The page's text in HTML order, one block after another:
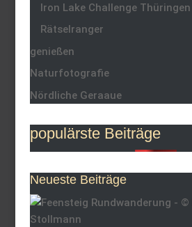
Iron Lake Challenge Thüringen
Rätselranger
genießen
Naturfotografie
Nördliche Geraaue
populärste Beiträge
Neueste Beiträge